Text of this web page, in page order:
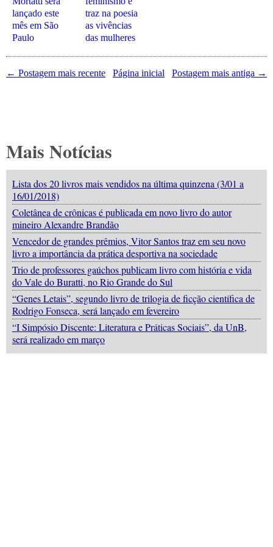
lançado este
mês em São
Paulo
traz na poesia
as vivências
das mulheres
← Postagem mais recente Postagem mais antiga →
Página inicial
Mais Notícias
Lista dos 20 livros mais vendidos na última quinzena (3/01 a
16/01/2018)
Coletânea de crônicas é publicada em novo livro do autor
mineiro Alexandre Brandão
Vencedor de grandes prêmios, Vitor Santos traz em seu novo
livro a importância da prática desportiva na sociedade
Trio de professores gaúchos publicam livro com história e vida
do Vale do Buratti, no Rio Grande do Sul
“Genes Letais”, segundo livro de trilogia de ficção científica de
Rodrigo Fonseca, será lançado em fevereiro
“I Simpósio Discente: Literatura e Práticas Sociais”, da UnB,
será realizado em março